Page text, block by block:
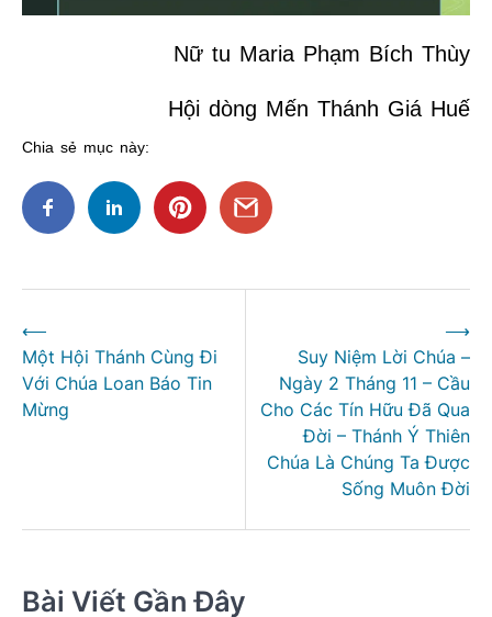
Nữ tu Maria Phạm Bích Thùy
Hội dòng Mến Thánh Giá Huế
Chia sẻ mục này:
hướng
bài
viết
⟵
Một Hội Thánh Cùng Đi
Với Chúa Loan Báo Tin
Mừng
Suy Niệm Lời Chúa –
Ngày 2 Tháng 11 – Cầu
Cho Các Tín Hữu Đã Qua
Đời – Thánh Ý Thiên
Chúa Là Chúng Ta Được
Sống Muôn Đời
⟶
Bài Viết Gần Đây